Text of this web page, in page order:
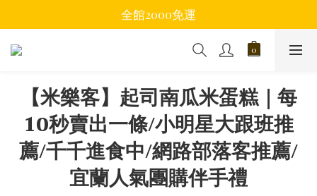
全館2000免運
【米樂客】起司南瓜米蛋糕｜每
10秒賣出一條/小明星大跟班推
薦/千千進食中/網路部落客推薦/
宜蘭人氣團購伴手禮